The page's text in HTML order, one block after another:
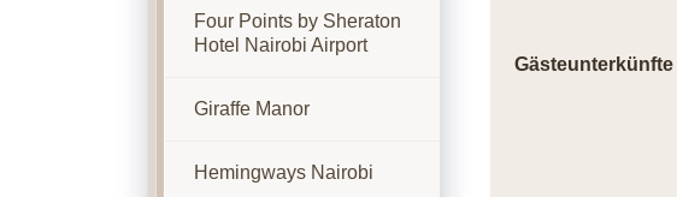
Gästeunterkünfte
Four Points by Sheraton
Hotel Nairobi Airport
Giraffe Manor
Hemingways Nairobi